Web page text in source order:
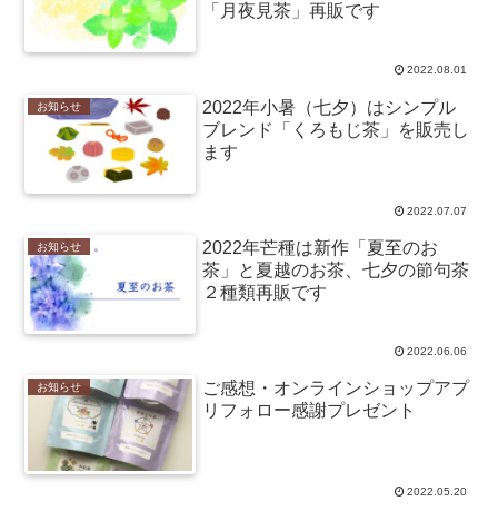
「月夜見茶」再販です
2022.08.01
お知らせ
2022年小暑（七夕）はシンプル
ブレンド「くろもじ茶」を販売し
ます
2022.07.07
お知らせ
2022年芒種は新作「夏至のお
茶」と夏越のお茶、七夕の節句茶
２種類再販です
2022.06.06
お知らせ
ご感想・オンラインショップアプ
リフォロー感謝プレゼント
2022.05.20